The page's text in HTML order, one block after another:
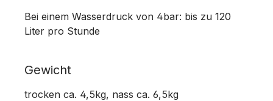
Bei einem Wasserdruck von 4bar: bis zu 120
Liter pro Stunde
Gewicht
trocken ca. 4,5kg, nass ca. 6,5kg